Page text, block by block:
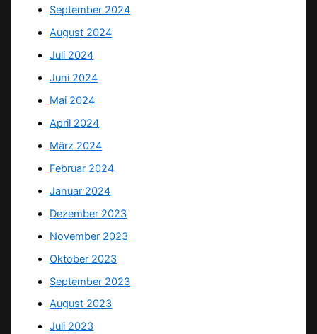
September 2024
August 2024
Juli 2024
Juni 2024
Mai 2024
April 2024
März 2024
Februar 2024
Januar 2024
Dezember 2023
November 2023
Oktober 2023
September 2023
August 2023
Juli 2023